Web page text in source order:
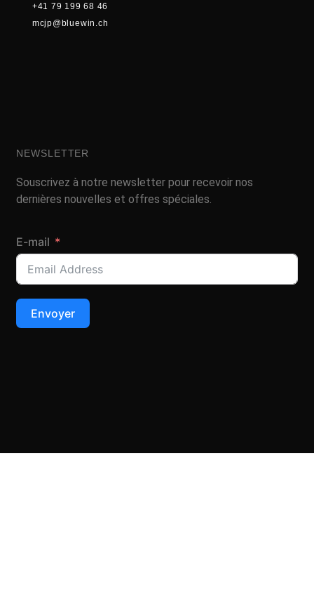
+41 79 199 68 46
mcjp@bluewin.ch
NEWSLETTER
Souscrivez à notre newsletter pour recevoir nos
dernières nouvelles et offres spéciales.
E-mail
Envoyer